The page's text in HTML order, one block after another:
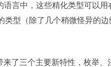
中，这些精化类型可以用
型（除了几个稍微怪异的边
三个主要新特性，枚举、